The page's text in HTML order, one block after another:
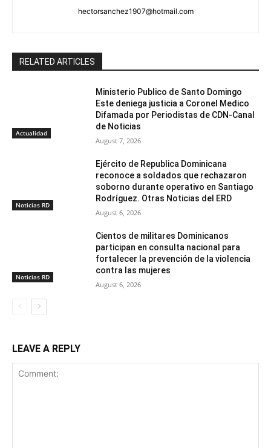
hectorsanchez1907@hotmail.com
RELATED ARTICLES
Actualidad
Ministerio Publico de Santo Domingo
Este deniega justicia a Coronel Medico
Difamada por Periodistas de CDN-Canal
de Noticias
August 7, 2026
Noticias RD
Ejército de Republica Dominicana
reconoce a soldados que rechazaron
soborno durante operativo en Santiago
Rodríguez. Otras Noticias del ERD
August 6, 2026
Noticias RD
Cientos de militares Dominicanos
participan en consulta nacional para
fortalecer la prevención de la violencia
contra las mujeres
August 6, 2026
LEAVE A REPLY